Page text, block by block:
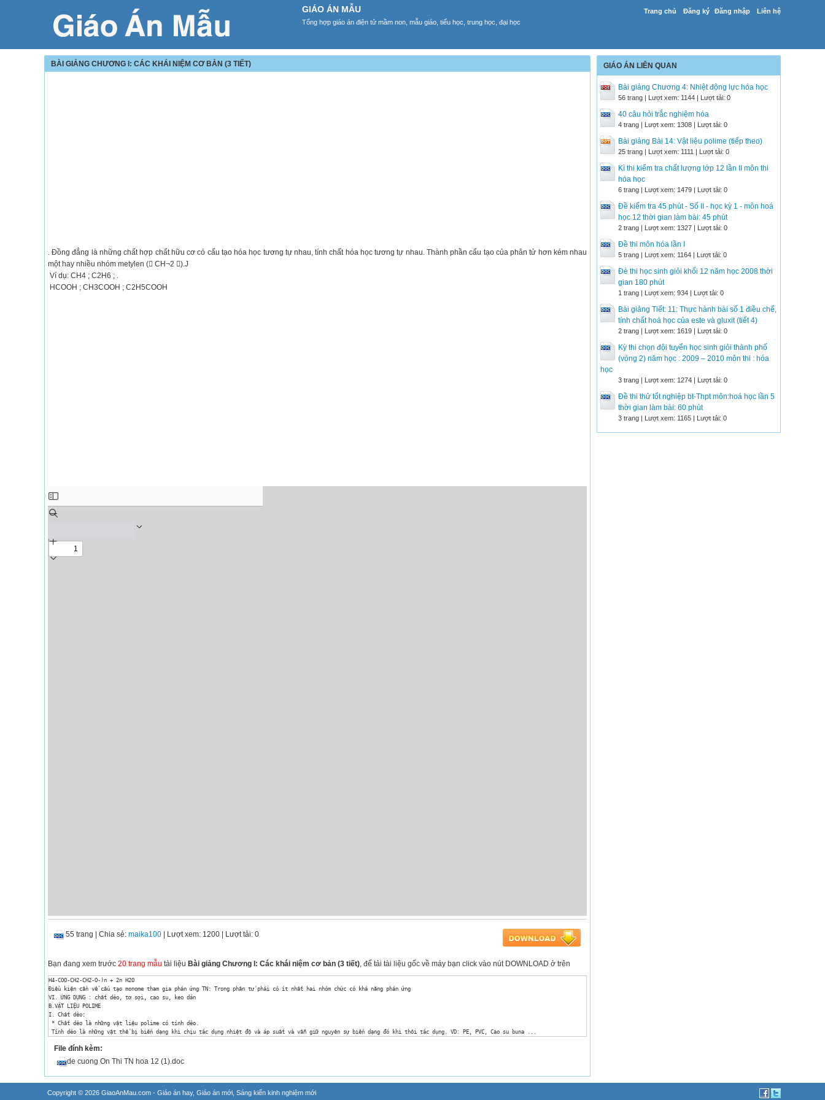
Trang chủ Đăng ký Đăng nhập Liên hệ
GIÁO ÁN MẪU
Tổng hợp giáo án điện tử mầm non, mẫu giáo, tiểu học, trung học, đại học
BÀI GIẢNG CHƯƠNG I: CÁC KHÁI NIỆM CƠ BẢN (3 TIẾT)
. Đồng đẳng là những chất hợp chất hữu cơ có cấu tạo hóa học tương tự nhau, tính chất hóa học tương tự nhau. Thành phần cấu tạo của phân tử hơn kém nhau
một hay nhiều nhóm metylen ( CH¬2 ).J
Ví dụ: CH4 ; C2H6 ; .
HCOOH ; CH3COOH ; C2H5COOH
55 trang Chia sẻ: maika100 | Lượt xem: 1200 | Lượt tải: 0
Bạn đang xem trước 20 trang mẫu tài liệu Bài giảng Chương I: Các khái niệm cơ bản (3 tiết), để tải tài liệu gốc về máy bạn click vào nút DOWNLOAD ở trên
H4-COO-CH2-CH2-O-)n + 2n H2O
Điều kiện cần về cấu tạo monome tham gia phản ứng TN: Trong phân tử phải có ít nhất hai nhóm chức có khả năng phản ứng
VI. ỨNG DỤNG : chất dẻo, tơ sợi, cao su, keo dán
B.VẬT LIỆU POLIME
I. Chất dẻo:
* Chất dẻo là những vật liệu polime có tính dẻo.
Tính dẻo là những vật thể bị biến dạng khi chịu tác dụng nhiệt độ và áp suất và vẫn giữ nguyên sự biến dạng đó khi thôi tác dụng. VD: PE, PVC, Cao su buna ...
1- Chấât nền (Polime): Nhựa nhiệt dẻo hay nhựa nhiệt rắn.
2- Chất độn: Sợi hoặc bột
3- Chất phụ gia
1- Polietilen (PE)
nCH2 = CH2 ® (-CH2 - CH2 -)n
File đính kèm:
de cuong On Thi TN hoa 12 (1).doc
GIÁO ÁN LIÊN QUAN
Bài giảng Chương 4: Nhiệt động lực hóa học
56 trang | Lượt xem: 1144 | Lượt tải: 0
40 câu hỏi trắc nghiệm hóa
4 trang | Lượt xem: 1308 | Lượt tải: 0
Bài giảng Bài 14: Vật liệu polime (tiếp theo)
25 trang | Lượt xem: 1111 | Lượt tải: 0
Kì thi kiểm tra chất lượng lớp 12 lần II môn thi
hóa học
6 trang | Lượt xem: 1479 | Lượt tải: 0
Đề kiểm tra 45 phút - Số II - học kỳ 1 - môn hoá
học 12 thời gian làm bài: 45 phút
2 trang | Lượt xem: 1327 | Lượt tải: 0
Đề thi môn hóa lần I
5 trang | Lượt xem: 1164 | Lượt tải: 0
Đè thi học sinh giỏi khối 12 năm học 2008 thời
gian 180 phút
1 trang | Lượt xem: 934 | Lượt tải: 0
Bài giảng Tiết: 11: Thực hành bài số 1 điều chế,
tính chất hoá học của este và gluxit (tiết 4)
2 trang | Lượt xem: 1619 | Lượt tải: 0
Kỳ thi chọn đội tuyển học sinh giỏi thành phố
(vòng 2) năm học : 2009 – 2010 môn thi : hóa
học
3 trang | Lượt xem: 1274 | Lượt tải: 0
Đề thi thử tốt nghiệp bt-Thpt môn:hoá học lần 5
thời gian làm bài: 60 phút
3 trang | Lượt xem: 1165 | Lượt tải: 0
Copyright © 2026 GiaoAnMau.com - Giáo án hay, Giáo án mới Sáng kiến kinh nghiệm mới